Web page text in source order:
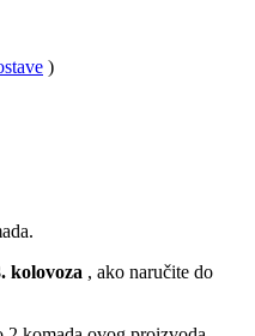
)
kolovoza , ako naručite do